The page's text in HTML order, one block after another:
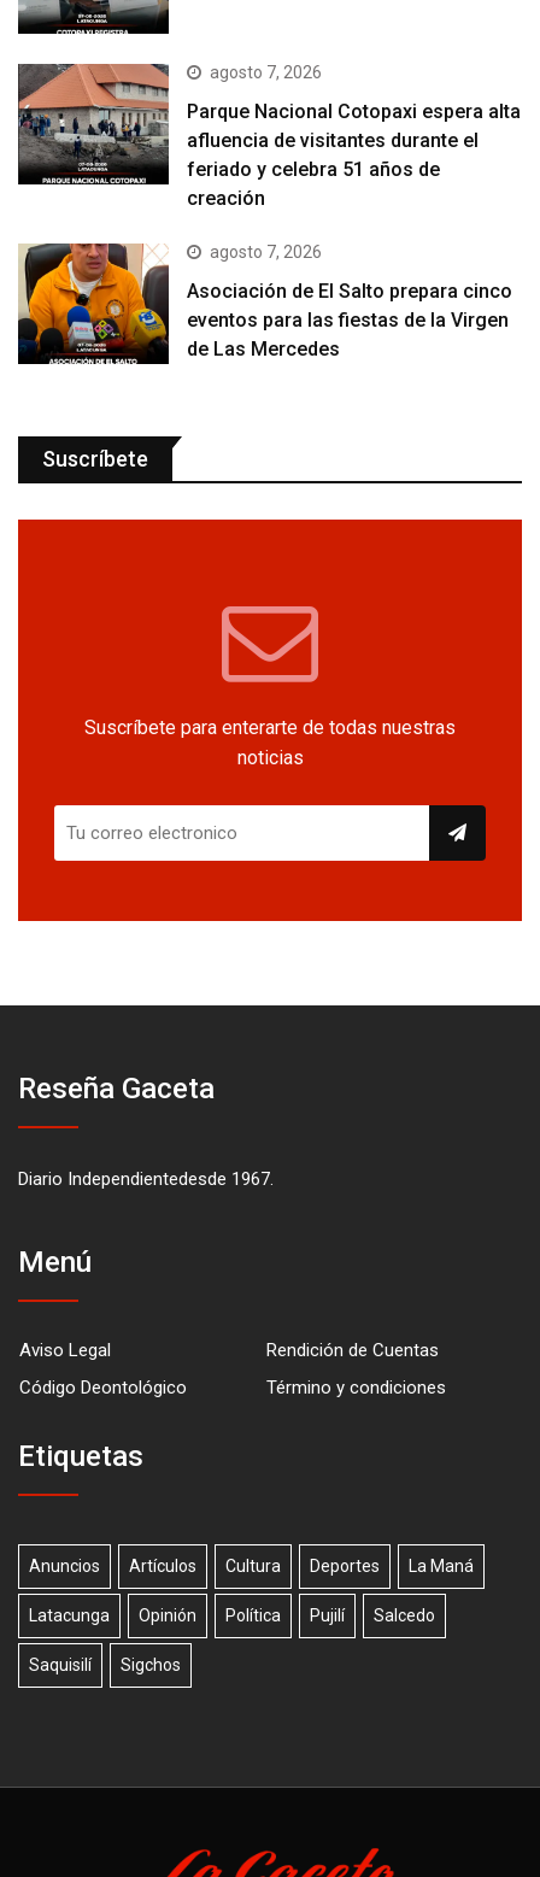
agosto 7, 2026
Parque Nacional Cotopaxi espera alta
afluencia de visitantes durante el
feriado y celebra 51 años de
creación
agosto 7, 2026
Asociación de El Salto prepara cinco
eventos para las fiestas de la Virgen
de Las Mercedes
Suscríbete
Suscríbete para enterarte de todas nuestras
noticias
Reseña Gaceta
Diario Independientedesde 1967.
Menú
Aviso Legal
Rendición de Cuentas
Código Deontológico
Término y condiciones
Etiquetas
Anuncios Artículos Cultura Deportes La Maná
Latacunga Opinión Política Pujilí Salcedo
Saquisilí Sigchos